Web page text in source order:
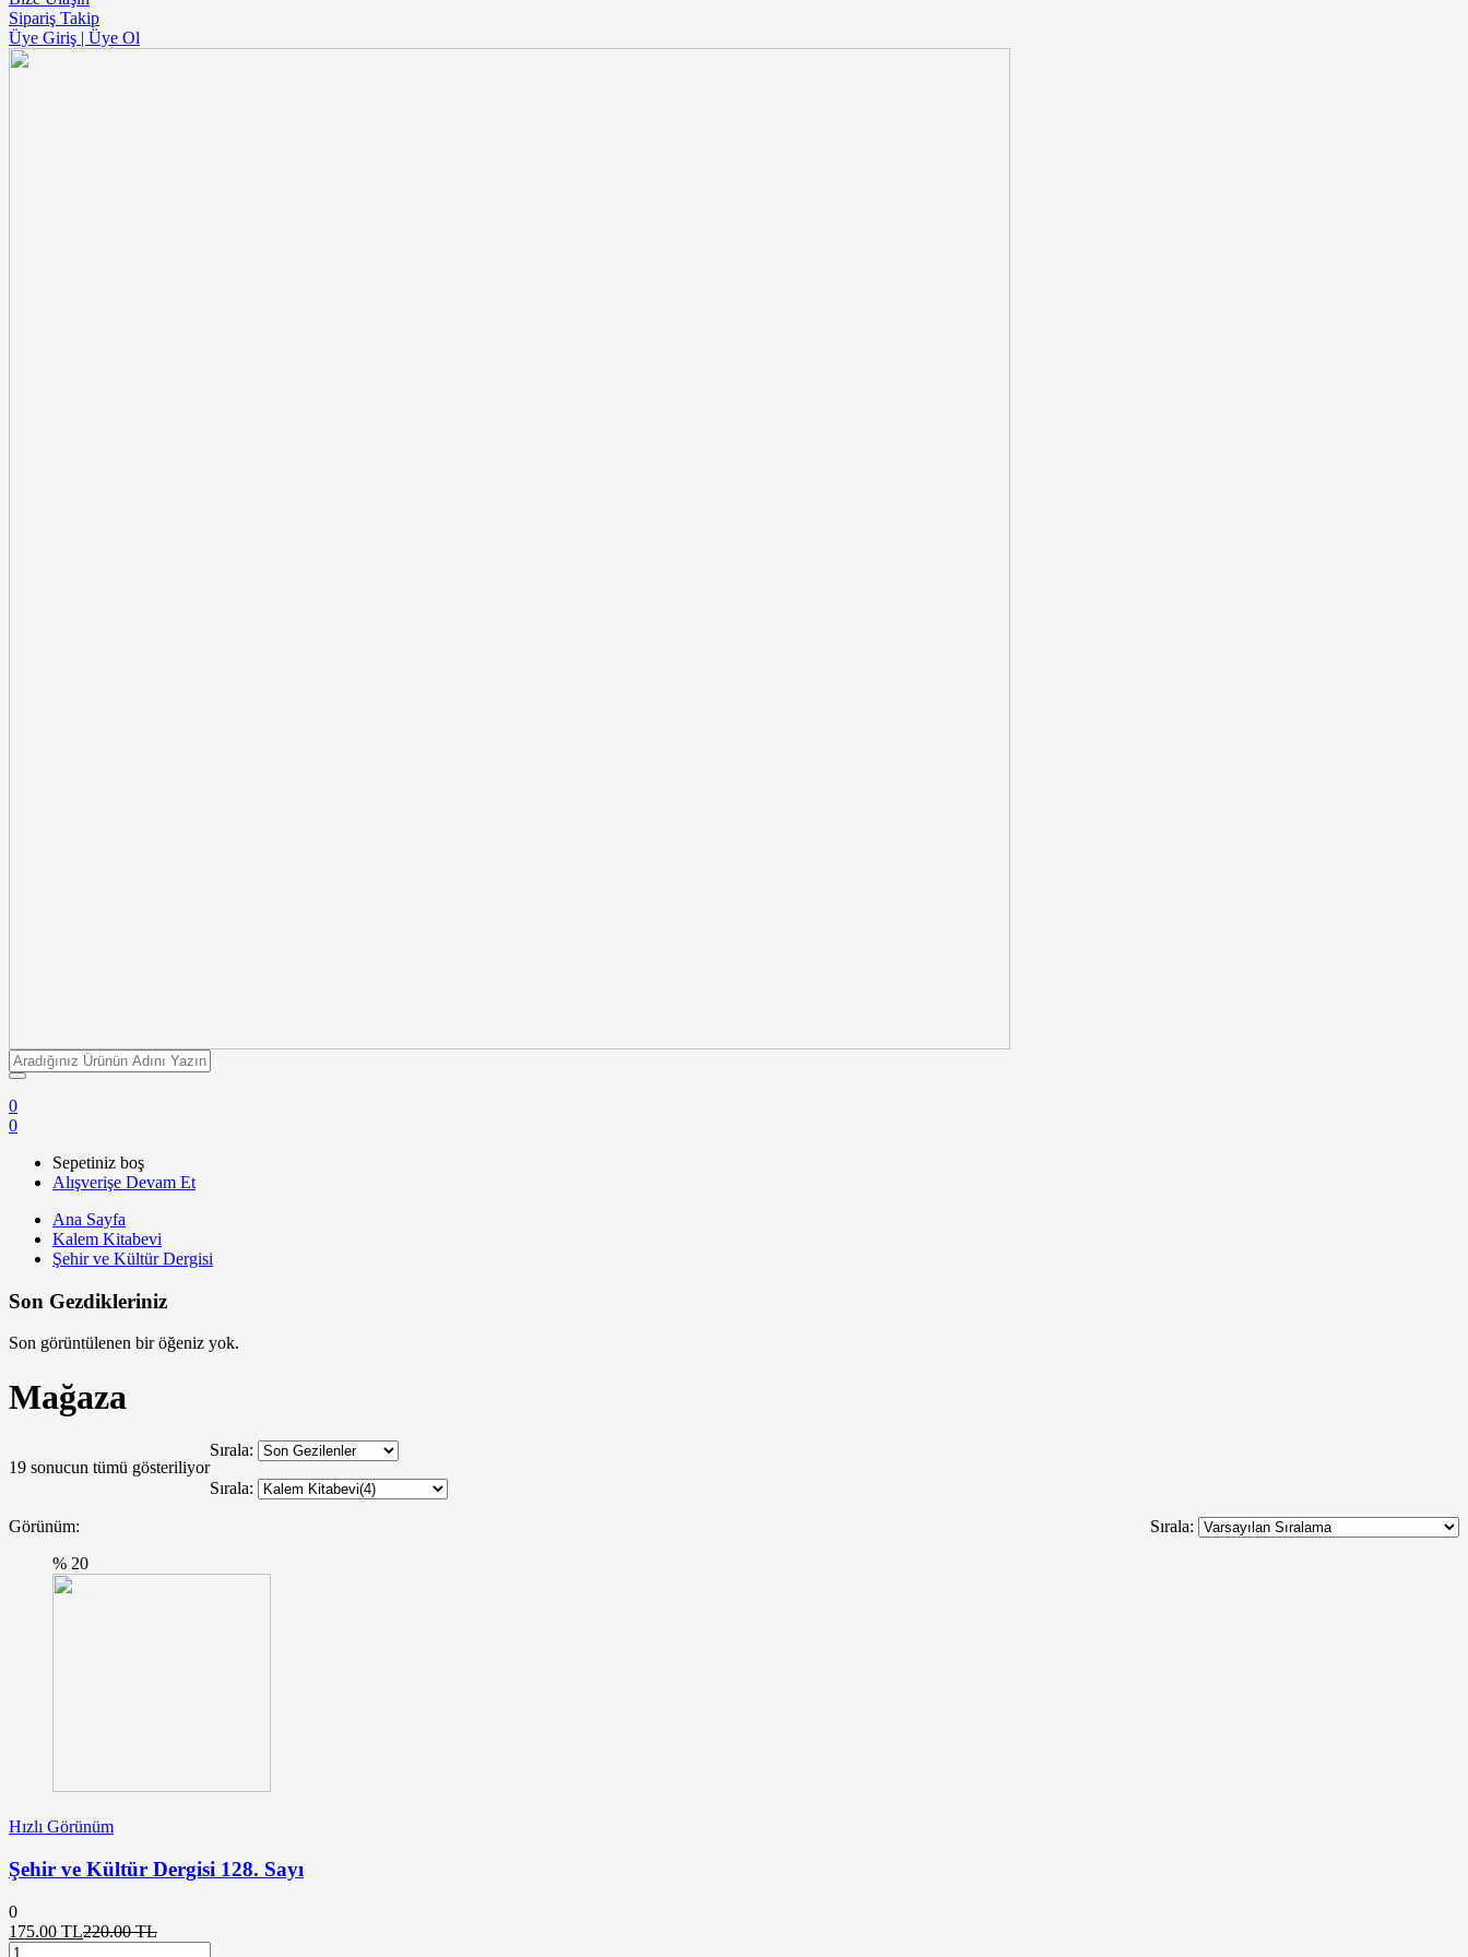
Sipariş Takip
Üye Giriş | Üye Ol
0
0
Sepetiniz boş
Alışverişe Devam Et
Ana Sayfa
Kalem Kitabevi
Şehir ve Kültür Dergisi
Son Gezdikleriniz
Son görüntülenen bir öğeniz yok.
Mağaza
19 sonucun tümü gösteriliyor
Sırala:
Sırala:
Sırala:
Görünüm:
% 20
Hızlı Görünüm
Şehir ve Kültür Dergisi 128. Sayı
0
175.00 TLŞu
220.00TLOrijinal
Şehir